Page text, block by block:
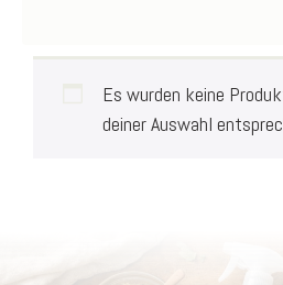
Es wurden keine
deiner Auswahl